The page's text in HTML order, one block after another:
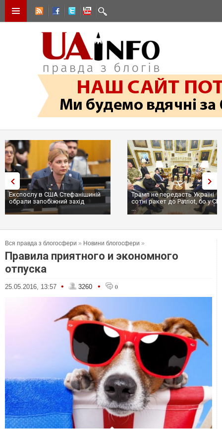
Трамп не передасть Україні
сотні ракет до Patriot, бо у США
Вибух у ресторані в Москві:
ціллю був головком ВКС
пр...
Вся правда з блогосфери » Новини блогосфери »
Правила приятного и экономного
отпуска
25.05.2016, 13:57 • 3260 • 0